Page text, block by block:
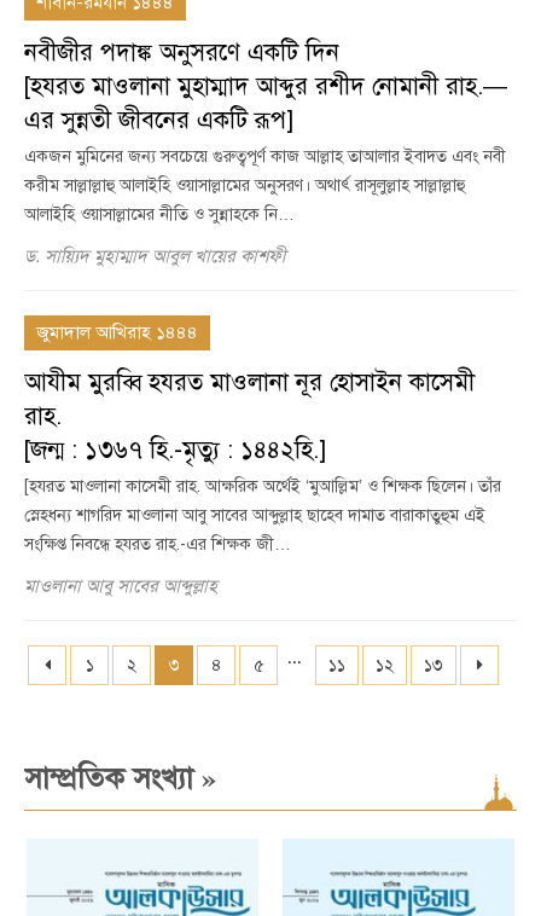
নবীজীর পদাঙ্ক অনুসরণে একটি দিন
[হযরত মাওলানা মুহাম্মাদ আব্দুর রশীদ নোমানী রাহ.—
এর সুন্নতী জীবনের একটি রূপ]
একজন মুমিনের জন্য সবচেয়ে গুরুত্বপূর্ণ কাজ আল্লাহ তাআলার ইবাদত এবং নবী
করীম সাল্লাল্লাহু আলাইহি ওয়াসাল্লামের অনুসরণ। অথার্ৎ রাসূলুল্লাহ সাল্লাল্লাহু
আলাইহি ওয়াসাল্লামের নীতি ও সুন্নাহকে নি…
ড. সায়্যিদ মুহাম্মাদ আবুল খায়ের কাশফী
জুমাদাল আখিরাহ ১৪৪৪
আযীম মুরব্বি হযরত মাওলানা নূর হোসাইন কাসেমী
রাহ.
[জন্ম : ১৩৬৭ হি.-মৃত্যু : ১৪৪২হি.]
[হযরত মাওলানা কাসেমী রাহ. আক্ষরিক অর্থেই ‘মুআল্লিম’ ও শিক্ষক ছিলেন। তাঁর
স্নেহধন্য শাগরিদ মাওলানা আবু সাবের আব্দুল্লাহ ছাহেব দামাত বারাকাতুহুম এই
সংক্ষিপ্ত নিবন্ধে হযরত রাহ.-এর শিক্ষক জী…
মাওলানা আবু সাবের আব্দুল্লাহ
১ ২ ৩ ৪ ৫ ... ১১ ১২ ১৩
সাম্প্রতিক সংখ্যা»